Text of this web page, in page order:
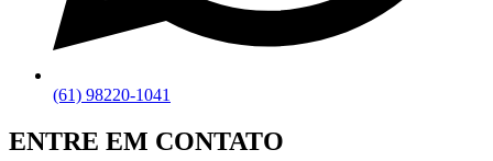
(61) 98220-1041
ENTRE EM CONTATO